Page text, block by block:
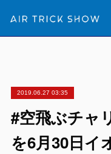
2019.06.27 03:35
#空飛ぶチャ
を6月30日イ